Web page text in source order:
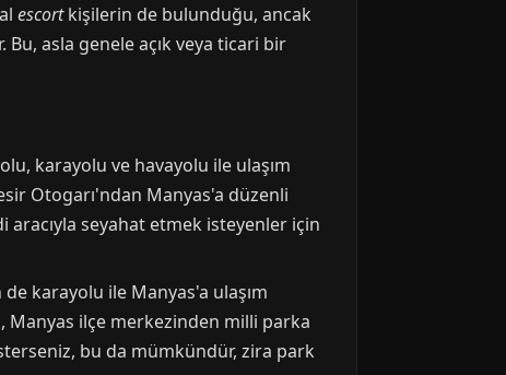
escortkişilerin de bulunduğu, ancak
asla genele açık veya ticari bir
karayolu ve havayolu ile ulaşım
Otogarı'ndan Manyas'a düzenli
aracıyla seyahat etmek isteyenler için
karayolu ile Manyas'a ulaşım
Manyas ilçe merkezinden milli parka
bu da mümkündür, zira park